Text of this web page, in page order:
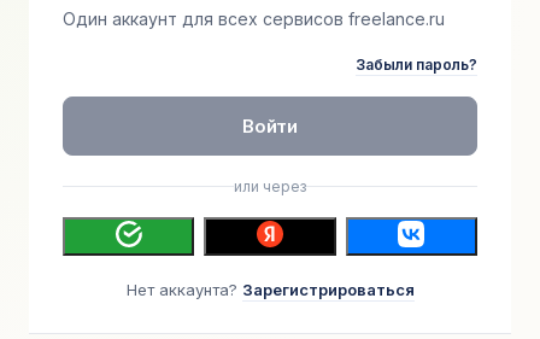
Один аккаунт для всех сервисов freelance.ru
Забыли пароль?
Войти
или через
Нет аккаунта? Зарегистрироваться